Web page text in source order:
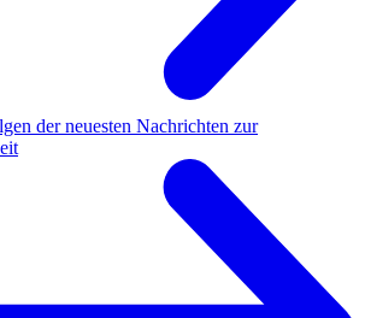
der neuesten Nachrichten zur